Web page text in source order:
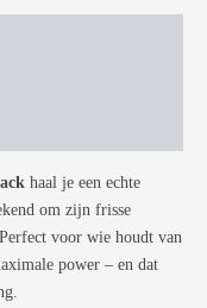
haal je een echte
om zijn frisse
voor wie houdt van
power – en dat